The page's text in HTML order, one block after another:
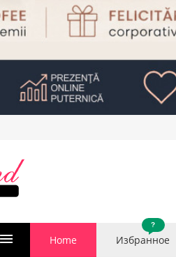
Home Избранное
?